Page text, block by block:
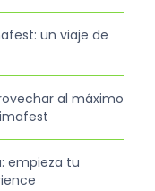
un viaje de
al máximo
empieza tu